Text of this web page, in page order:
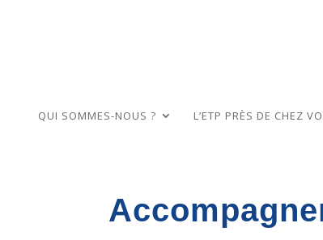
QUI SOMMES-NOUS ? L’ETP PRÈS DE CHEZ